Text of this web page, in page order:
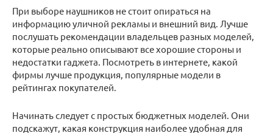
При выборе наушников не стоит опираться на
информацию уличной рекламы и внешний вид. Лучше
послушать рекомендации владельцев разных моделей,
которые реально описывают все хорошие стороны и
недостатки гаджета. Посмотреть в интернете, какой
фирмы лучше продукция, популярные модели в
рейтингах покупателей.
Начинать следует с простых бюджетных моделей. Они
подскажут, какая конструкция наиболее удобная для